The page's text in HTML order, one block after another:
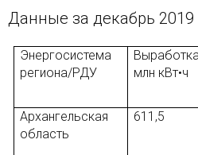
Данные за декабрь 2019
Энергосистема
региона/РДУ
млн кВт•ч
Архангельская
область
611,5